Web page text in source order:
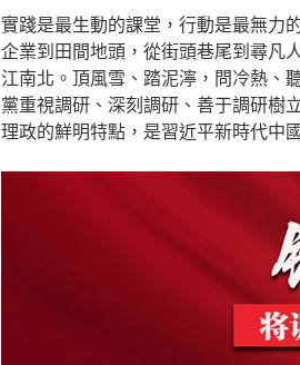
實踐是最生動的課堂，行動是最無力
企業到田間地頭，從街頭巷尾到尋
江南北。頂風雪、踏泥濘，問冷熱、
黨重視調研、深刻調研、善于調研樹
理政的鮮明特點，是習近平新時代中